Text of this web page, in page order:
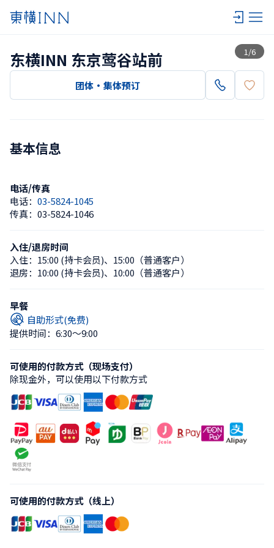
1 /6
查看一览
东横INN 东京莺谷站前
团体・集体预订
基本信息
电话/传真
电话： 03-5824-1045
传真： 03-5824-1046
入住/退房时间
入住： 15:00 (持卡会员)、 15:00（普通客户）
退房： 10:00 (持卡会员)、 10:00（普通客户）
早餐
自助形式(免费)
提供时间：6:30〜9:00
可使用的付款方式（现场支付）
除现金外，可以使用以下付款方式
可使用的付款方式（线上）